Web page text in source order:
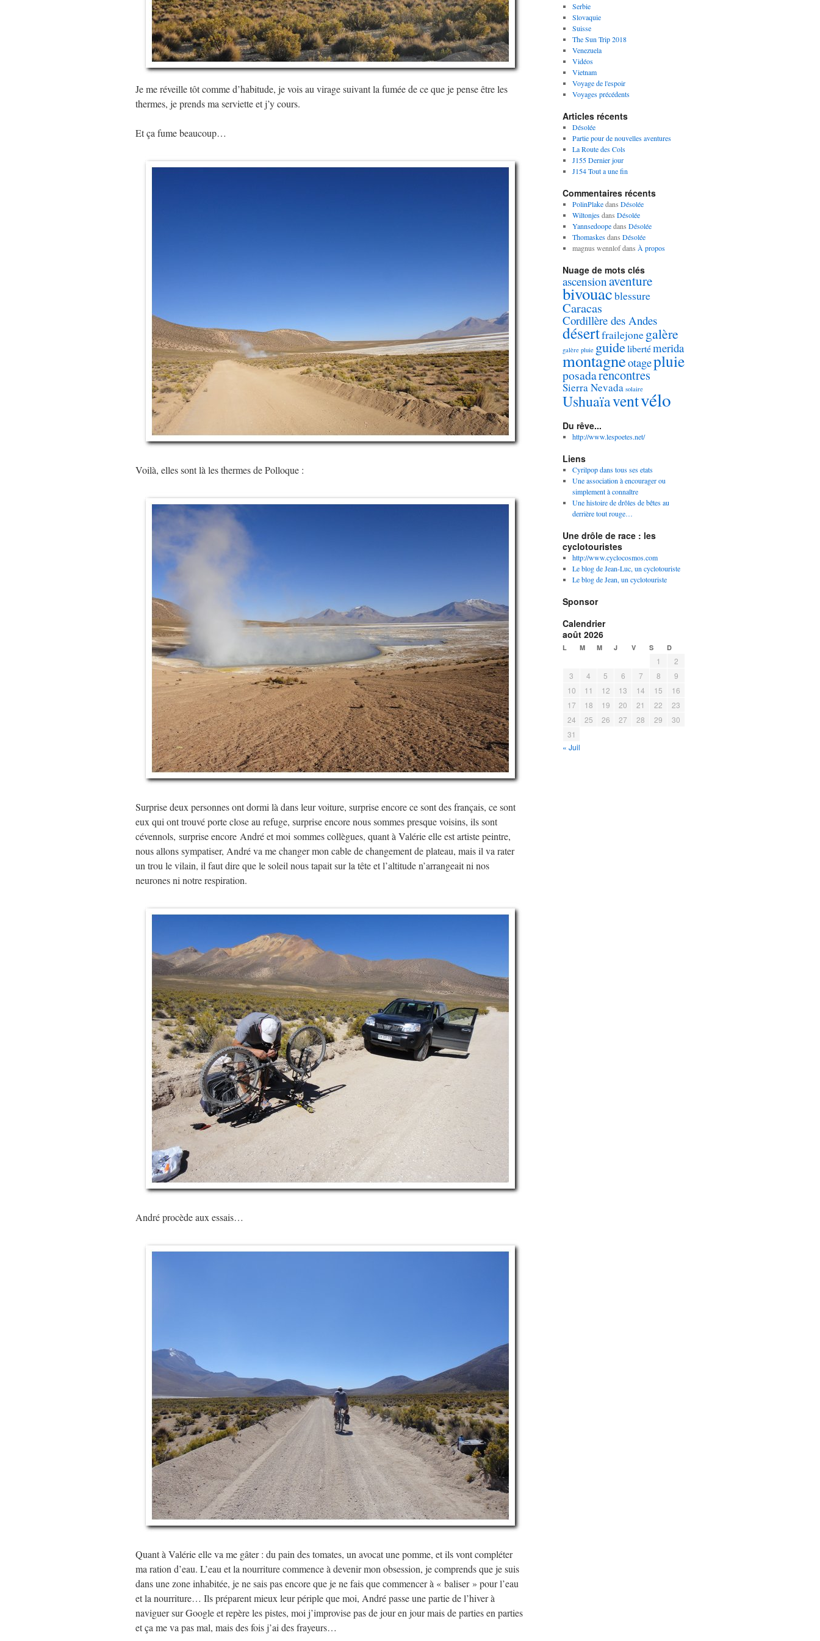
Je me réveille tôt comme d’habitude, je vois au virage suivant la fumée de ce que je pense être les
thermes, je prends ma serviette et j’y cours.
Et ça fume beaucoup…
Voilà, elles sont là les thermes de Polloque :
Surprise deux personnes ont dormi là dans leur voiture, surprise encore ce sont des français, ce sont
eux qui ont trouvé porte close au refuge, surprise encore nous sommes presque voisins, ils sont
cévennols, surprise encore André et moi sommes collègues, quant à Valérie elle est artiste peintre,
nous allons sympatiser, André va me changer mon cable de changement de plateau, mais il va rater
un trou le vilain, il faut dire que le soleil nous tapait sur la tête et l’altitude n’arrangeait ni nos
neurones ni notre respiration.
André procède aux essais…
Quant à Valérie elle va me gâter : du pain des tomates, un avocat une pomme, et ils vont compléter
ma ration d’eau. L’eau et la nourriture commence à devenir mon obsession, je comprends que je suis
dans une zone inhabitée, je ne sais pas encore que je ne fais que commencer à « baliser » pour l’eau
et la nourriture… Ils préparent mieux leur périple que moi, André passe une partie de l’hiver à
naviguer sur Google et repère les pistes, moi j’improvise pas de jour en jour mais de parties en parties
et ça me va pas mal, mais des fois j’ai des frayeurs…
Serbie
Slovaquie
Suisse
The Sun Trip 2018
Venezuela
Vidéos
Vietnam
Voyage de l'espoir
Voyages précédents
Articles récents
Désolée
Partie pour de nouvelles aventures
La Route des Cols
J155 Dernier jour
J154 Tout a une fin
Commentaires récents
PolinPlakedans Désolée
Wiltonjesdans Désolée
Yannsedoopedans Désolée
Thomaskesdans Désolée
magnus wennlofdans À propos
Nuage de mots clés
ascensionaventure
bivouacblessure
Caracas
Cordillère des Andes
désertfrailejonegalère
galère pluie guidelibertémerida
montagneotagepluie
posadarencontres
Sierra Nevada solaire
Ushuaïaventvélo
Du rêve...
http://www.lespoetes.net/
Liens
Cyrilpop dans tous ses etats
Une association à encourager ou
simplement à connaître
Une histoire de drôles de bêtes au
derrière tout rouge…
Une drôle de race : les
cyclotouristes
http://www.cyclocosmos.com
Le blog de Jean-Luc, un cyclotouriste
Le blog de Jean, un cyclotouriste
Sponsor
Calendrier
août 2026
L M M J V S D
1
2
3
4 5 6 7 8
9
10
11 12 13 14 15
16
17
18 19 20 21 22
23
24
25 26 27 28 29
30
31
« Juil